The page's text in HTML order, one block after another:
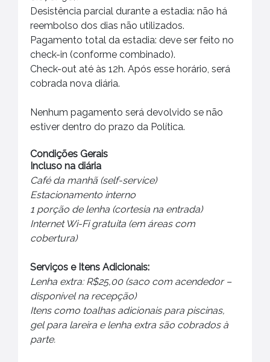
Desistência parcial durante a estadia: não há
reembolso dos dias não utilizados.
Pagamento total da estadia: deve ser feito no
check-in (conforme combinado).
Check-out até às 12h. Após esse horário, será
cobrada nova diária.
Nenhum pagamento será devolvido se não
estiver dentro do prazo da Política.
Condições Gerais
Incluso na diária
Café da manhã (self-service)
Estacionamento interno
1 porção de lenha (cortesia na entrada)
Internet Wi-Fi gratuita (em áreas com
cobertura)
Serviços e Itens Adicionais:
Lenha extra: R$25,00 (saco com acendedor –
disponível na recepção)
Itens como toalhas adicionais para piscinas,
gel para lareira e lenha extra são cobrados à
parte.